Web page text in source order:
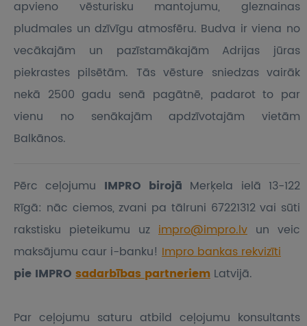
apvieno vēsturisku mantojumu, gleznainas
pludmales un dzīvīgu atmosfēru. Budva ir viena no
vecākajām un pazīstamākajām Adrijas jūras
piekrastes pilsētām. Tās vēsture sniedzas vairāk
nekā 2500 gadu senā pagātnē, padarot to par
vienu no senākajām apdzīvotajām vietām
Balkānos.
Pērc ceļojumu IMPRO birojā Merķela ielā 13-122
Rīgā: nāc ciemos, zvani pa tālruni 67221312 vai sūti
rakstisku pieteikumu uz impro@impro.lv un veic
maksājumu caur i-banku! Impro bankas rekvizīti
pie IMPRO sadarbības partneriem Latvijā.
Par ceļojumu saturu atbild ceļojumu konsultants